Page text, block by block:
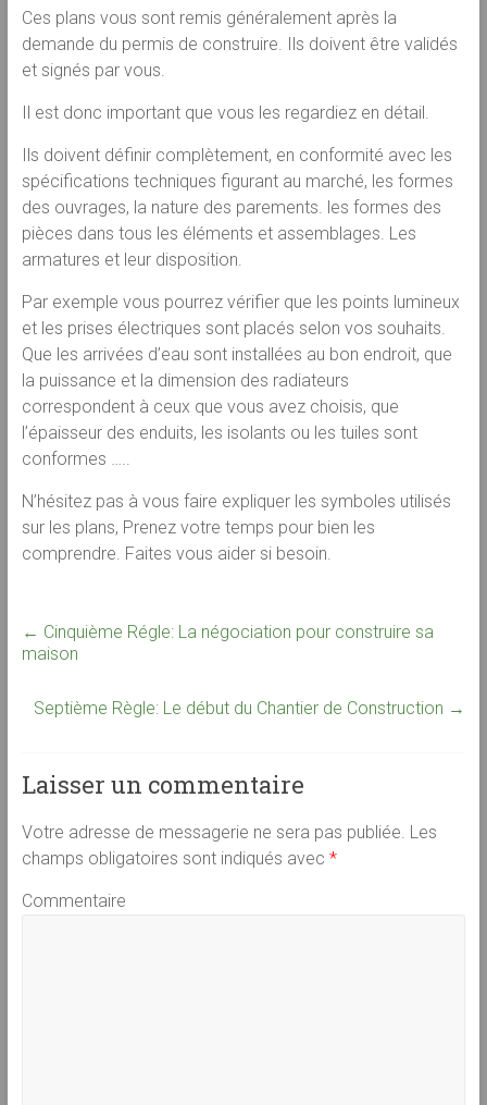
Ces plans vous sont remis généralement après la
demande du permis de construire. Ils doivent être validés
et signés par vous.
Il est donc important que vous les regardiez en détail.
Ils doivent définir complètement, en conformité avec les
spécifications techniques figurant au marché, les formes
des ouvrages, la nature des parements. les formes des
pièces dans tous les éléments et assemblages. Les
armatures et leur disposition.
Par exemple vous pourrez vérifier que les points lumineux
et les prises électriques sont placés selon vos souhaits.
Que les arrivées d’eau sont installées au bon endroit, que
la puissance et la dimension des radiateurs
correspondent à ceux que vous avez choisis, que
l’épaisseur des enduits, les isolants ou les tuiles sont
conformes …..
N’hésitez pas à vous faire expliquer les symboles utilisés
sur les plans, Prenez votre temps pour bien les
comprendre. Faites vous aider si besoin.
← Cinquième Régle: La négociation pour construire sa
maison
Septième Règle: Le début du Chantier de Construction →
Laisser un commentaire
Votre adresse de messagerie ne sera pas publiée. Les
champs obligatoires sont indiqués avec *
Commentaire